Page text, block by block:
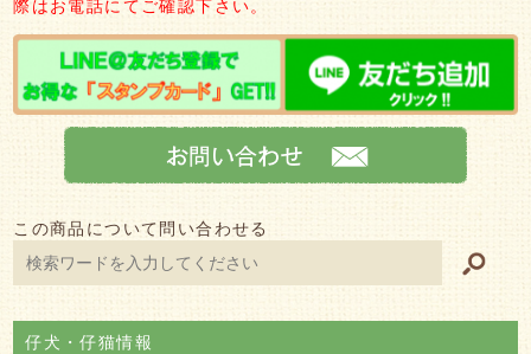
際はお電話にてご確認下さい。
この商品について問い合わせる
仔犬・仔猫情報